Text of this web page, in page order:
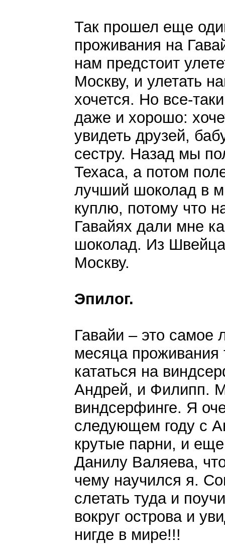
Так прошел еще
проживания на
нам предстоит
Москву, и улетать
хочется. Но все-
даже и хорошо:
увидеть друзей,
сестру. Назад мы
Техаса, а потом
лучший шоколад в
куплю, потому что
Гавайях дали мне
шоколад. Из
Москву.
Эпилог.
Гавайи – это самое
месяца
кататься на
Андрей, и Филипп.
виндсерфинге. Я
следующем году с
крутые парни, и еще
Данилу Валяева,
чему научился я.
слетать туда и
вокруг острова и
нигде в мире!!!